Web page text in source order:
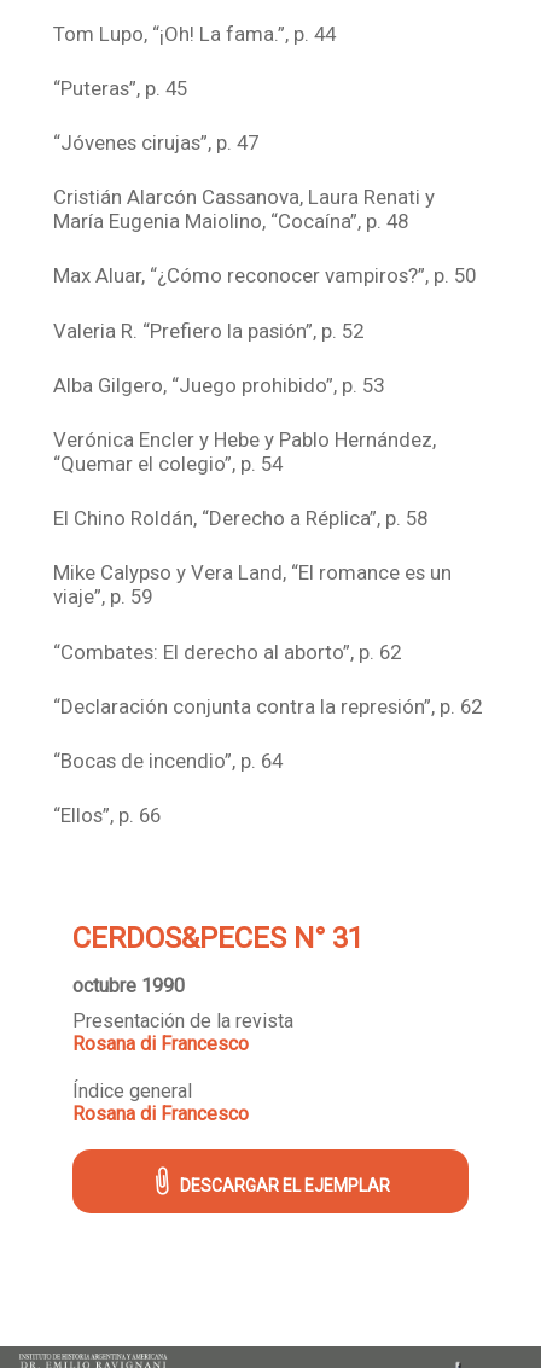
Tom Lupo, “¡Oh! La fama.”, p. 44
“Puteras”, p. 45
“Jóvenes cirujas”, p. 47
Cristián Alarcón Cassanova, Laura Renati y
María Eugenia Maiolino, “Cocaína”, p. 48
Max Aluar, “¿Cómo reconocer vampiros?”, p. 50
Valeria R. “Prefiero la pasión”, p. 52
Alba Gilgero, “Juego prohibido”, p. 53
Verónica Encler y Hebe y Pablo Hernández,
“Quemar el colegio”, p. 54
El Chino Roldán, “Derecho a Réplica”, p. 58
Mike Calypso y Vera Land, “El romance es un
viaje”, p. 59
“Combates: El derecho al aborto”, p. 62
“Declaración conjunta contra la represión”, p. 62
“Bocas de incendio”, p. 64
“Ellos”, p. 66
CERDOS&PECES N° 31
octubre 1990
Presentación de la revista
Rosana di Francesco
Índice general
Rosana di Francesco
DESCARGAR EL EJEMPLAR